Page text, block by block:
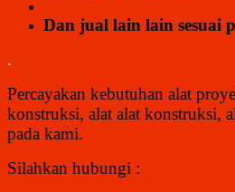
Dan jual lain lain sesuai
.
Percayakan kebutuhan alat
konstruksi, alat alat konstruksi,
pada kami.
Silahkan hubungi :